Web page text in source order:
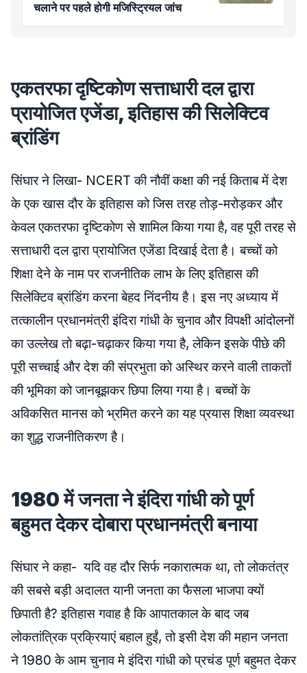
चलाने पर पहले होगी मजिस्ट्रियल जांच
एकतरफा दृष्टिकोण सत्ताधारी दल द्वारा
प्रायोजित एजेंडा, इतिहास की सिलेक्टिव
ब्रांडिंग
सिंघार ने लिखा- NCERT की नौवीं कक्षा की नई किताब में देश
के एक खास दौर के इतिहास को जिस तरह तोड़-मरोड़कर और
केवल एकतरफा दृष्टिकोण से शामिल किया गया है, वह पूरी तरह से
सत्ताधारी दल द्वारा प्रायोजित एजेंडा दिखाई देता है। बच्चों को
शिक्षा देने के नाम पर राजनीतिक लाभ के लिए इतिहास की
सिलेक्टिव ब्रांडिंग करना बेहद निंदनीय है। इस नए अध्याय में
तत्कालीन प्रधानमंत्री इंदिरा गांधी के चुनाव और विपक्षी आंदोलनों
का उल्लेख तो बढ़ा-चढ़ाकर किया गया है, लेकिन इसके पीछे की
पूरी सच्चाई और देश की संप्रभुता को अस्थिर करने वाली ताकतों
की भूमिका को जानबूझकर छिपा लिया गया है। बच्चों के
अविकसित मानस को भ्रमित करने का यह प्रयास शिक्षा व्यवस्था
का शुद्ध राजनीतिकरण है।
1980 में जनता ने इंदिरा गांधी को पूर्ण
बहुमत देकर दोबारा प्रधानमंत्री बनाया
सिंघार ने कहा- यदि वह दौर सिर्फ नकारात्मक था, तो लोकतंत्र
की सबसे बड़ी अदालत यानी जनता का फैसला भाजपा क्यों
छिपाती है? इतिहास गवाह है कि आपातकाल के बाद जब
लोकतांत्रिक प्रक्रियाएं बहाल हुईं, तो इसी देश की महान जनता
ने 1980 के आम चुनाव मे इंदिरा गांधी को प्रचंड पूर्ण बहुमत देकर